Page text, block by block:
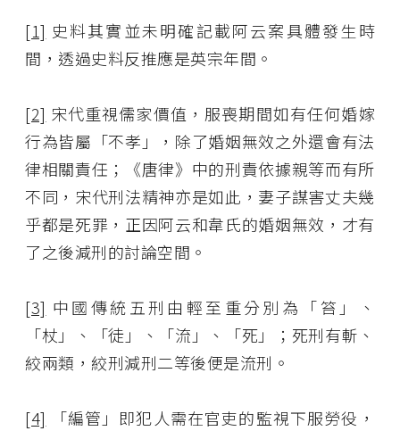
[1] 史料其實並未明確記載阿云案具體發生時
間，透過史料反推應是英宗年間。
[2] 宋代重視儒家價值，服喪期間如有任何婚嫁
行為皆屬「不孝」，除了婚姻無效之外還會有法
律相關責任；《唐律》中的刑責依據親等而有所
不同，宋代刑法精神亦是如此，妻子謀害丈夫幾
乎都是死罪，正因阿云和韋氏的婚姻無效，才有
了之後減刑的討論空間。
[3] 中國傳統五刑由輕至重分別為「笞」、
「杖」、「徒」、「流」、「死」；死刑有斬、
絞兩類，絞刑減刑二等後便是流刑。
[4] 「編管」即犯人需在官吏的監視下服勞役，